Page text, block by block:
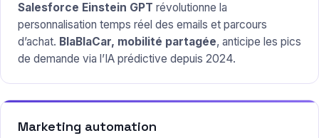
Salesforce Einstein GPT révolutionne la
personnalisation temps réel des emails et parcours
d’achat. BlaBlaCar, mobilité partagée, anticipe les pics
de demande via l’IA prédictive depuis 2024.
Marketing automation